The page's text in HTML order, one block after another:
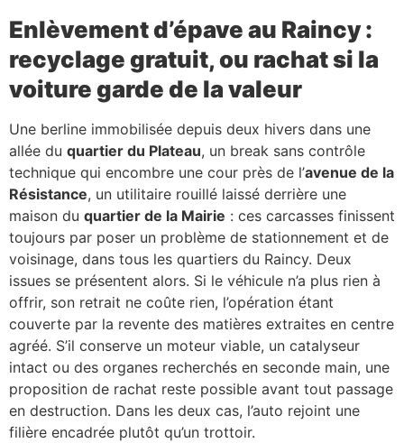
Enlèvement d’épave au Raincy :
recyclage gratuit, ou rachat si la
voiture garde de la valeur
Une berline immobilisée depuis deux hivers dans une
allée du quartier du Plateau, un break sans contrôle
technique qui encombre une cour près de l’avenue de la
Résistance, un utilitaire rouillé laissé derrière une
maison du quartier de la Mairie : ces carcasses finissent
toujours par poser un problème de stationnement et de
voisinage, dans tous les quartiers du Raincy. Deux
issues se présentent alors. Si le véhicule n’a plus rien à
offrir, son retrait ne coûte rien, l’opération étant
couverte par la revente des matières extraites en centre
agréé. S’il conserve un moteur viable, un catalyseur
intact ou des organes recherchés en seconde main, une
proposition de rachat reste possible avant tout passage
en destruction. Dans les deux cas, l’auto rejoint une
filière encadrée plutôt qu’un trottoir.